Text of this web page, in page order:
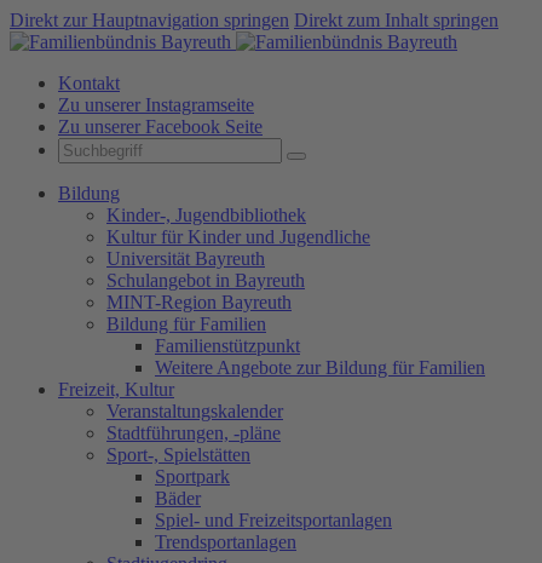
Direkt zur Hauptnavigation springen Direkt zum Inhalt springen
Kontakt
Zu unserer Instagramseite
Zu unserer Facebook Seite
Bildung
Kinder-, Jugendbibliothek
Kultur für Kinder und Jugendliche
Universität Bayreuth
Schulangebot in Bayreuth
MINT-Region Bayreuth
Bildung für Familien
Familienstützpunkt
Weitere Angebote zur Bildung für Familien
Freizeit, Kultur
Veranstaltungskalender
Stadtführungen, -pläne
Sport-, Spielstätten
Sportpark
Bäder
Spiel- und Freizeitsportanlagen
Trendsportanlagen